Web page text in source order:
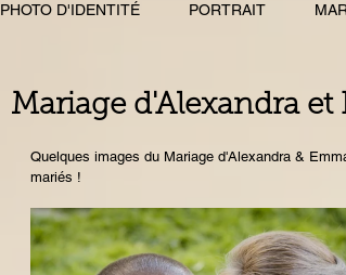
PHOTO D'IDENTITÉ PORTRAIT
Mariage d'Alexandra
Quelques images du Mariage d'Alexandra &
mariés !